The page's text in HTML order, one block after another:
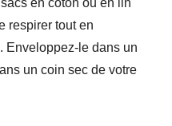
respirer tout en
Enveloppez-le dans un
un coin sec de votre